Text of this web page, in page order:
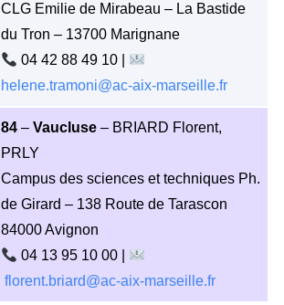
CLG Emilie de Mirabeau – La Bastide
du Tron – 13700 Marignane
04 42 88 49 10 |
helene.tramoni@ac-aix-marseille.fr
84 – Vaucluse – BRIARD Florent,
PRLY
Campus des sciences et techniques Ph.
de Girard – 138 Route de Tarascon
84000 Avignon
04 13 95 10 00 |
florent.briard@ac-aix-marseille.fr